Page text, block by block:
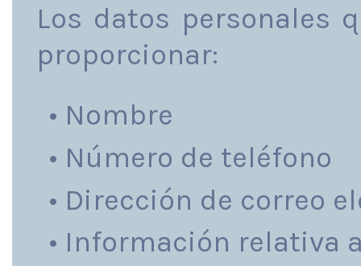
Los datos personales
proporcionar:
• Nombre
• Número de teléfono
• Dirección de correo
• Información relativa